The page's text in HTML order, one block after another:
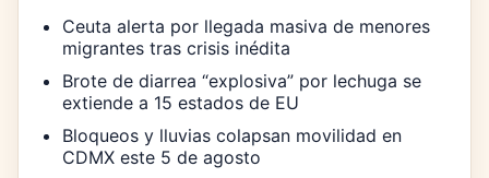
Ceuta alerta por llegada masiva de menores
migrantes tras crisis inédita
Brote de diarrea “explosiva” por lechuga se
extiende a 15 estados de EU
Bloqueos y lluvias colapsan movilidad en
CDMX este 5 de agosto